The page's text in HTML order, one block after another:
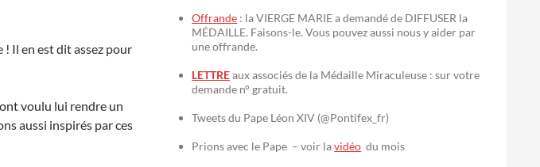
Il en est dit assez pour
voulu lui rendre un
aussi inspirés par ces
Offrande : la VIERGE MARIE a demandé de DIFFUSER la
MÉDAILLE. Faisons-le. Vous pouvez aussi nous y aider par
une offrande.
LETTREaux associés de la Médaille Miraculeuse : sur votre
demande n° gratuit.
Tweets du Pape Léon XIV (@Pontifex_fr)
Prions avec le Pape – voir lavidéo du mois